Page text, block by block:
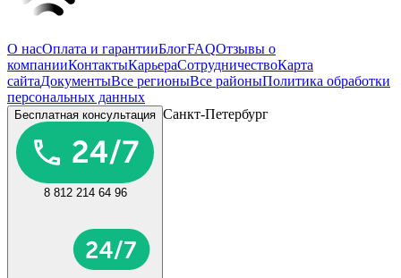
О насОплата и гарантииБлогFAQОтзывы о
компанииКонтактыКарьераСотрудничествоКарта
сайтаДокументыВсе регионыВсе районыПолитика обработки
персональных данных
Бесплатная консультация
8 812 214 64 96
Санкт-Петербург